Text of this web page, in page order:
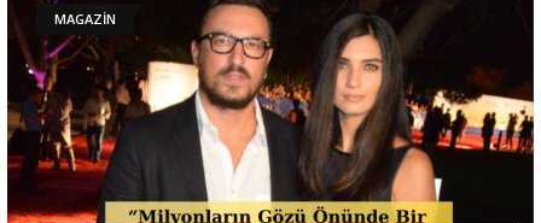
MAGAZİN